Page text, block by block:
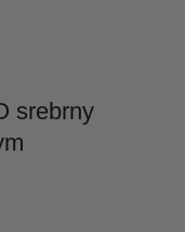
srebrny